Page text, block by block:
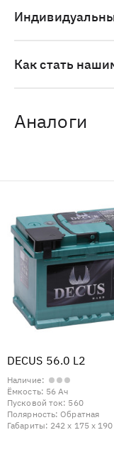
Как стать
Аналоги
DECUS 56.0 L2
Наличие:
Ёмкость: 56 Ач
Пусковой ток: 560
Полярность:Обратная
Габариты: 242 x 175 x